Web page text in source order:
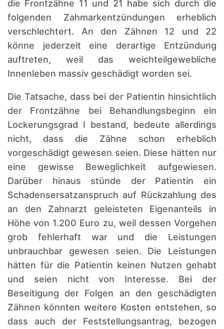
die Frontzähne 11 und 21 habe sich durch die
folgenden Zahmarkentzündungen erheblich
verschlechtert. An den Zähnen 12 und 22
könne jederzeit eine derartige Entzündung
auftreten, weil das weichteilgewebliche
Innenleben massiv geschädigt worden sei.
Die Tatsache, dass bei der Patientin hinsichtlich
der Frontzähne bei Behandlungsbeginn ein
Lockerungsgrad I bestand, bedeute allerdings
nicht, dass die Zähne schon erheblich
vorgeschädigt gewesen seien. Diese hätten nur
eine gewisse Beweglichkeit aufgewiesen.
Darüber hinaus stünde der Patientin ein
Schadensersatzanspruch auf Rückzahlung des
an den Zahnarzt geleisteten Eigenanteils in
Höhe von 1.200 Euro zu, weil dessen Vorgehen
grob fehlerhaft war und die Leistungen
unbrauchbar gewesen seien. Die Leistungen
hätten für die Patientin keinen Nutzen gehabt
und seien nicht von Interesse. Bei der
Beseitigung der Folgen an den geschädigten
Zähnen könnten weitere Kosten entstehen, so
dass auch der Feststellungsantrag, bezogen